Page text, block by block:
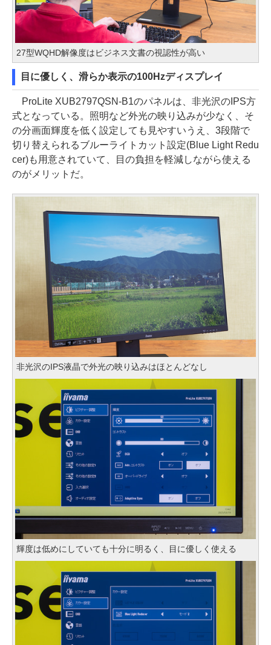
27型WQHD解像度はビジネス文書の視認性が高い
目に優しく、滑らか表示の100Hzディスプレイ
ProLite XUB2797QSN-B1のパネルは、非光沢のIPS方
式となっている。照明など外光の映り込みが少なく、そ
の分画面輝度を低く設定しても見やすいうえ、3段階で
切り替えられるブルーライトカット設定(Blue Light Redu
cer)も用意されていて、目の負担を軽減しながら使える
のがメリットだ。
非光沢のIPS液晶で外光の映り込みはほとんどなし
輝度は低めにしていても十分に明るく、目に優しく使える